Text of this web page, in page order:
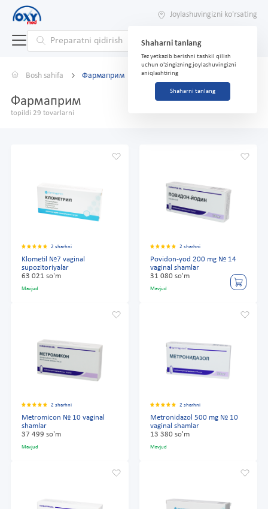
Joylashuvingizni ko'rsating
Shaharni tanlang
Tez yetkazib berishni tashkil qilish
uchun o'zingizning joylashuvingizni
aniqlashtiring
Shaharni tanlang
Bosh sahifa Фармаприм
Фармаприм
topildi 29 tovarlarni
2 sharhni
Klometil №7 vaginal
supozitoriyalar
63 021 so'm
Mavjud
2 sharhni
Povidon-yod 200 mg № 14
vaginal shamlar
31 080 so'm
Mavjud
2 sharhni
Metromicon № 10 vaginal
shamlar
37 499 so'm
Mavjud
2 sharhni
Metronidazol 500 mg № 10
vaginal shamlar
13 380 so'm
Mavjud